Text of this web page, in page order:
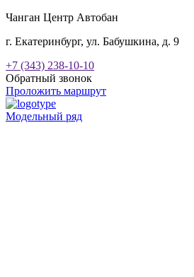
Чанган Центр Автобан
г. Екатеринбург, ул. Бабушкина, д. 9
+7 (343) 238-10-10
Обратный звонок
Проложить маршрут
Модельный ряд